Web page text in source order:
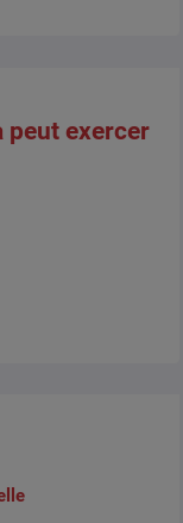
peut exercer